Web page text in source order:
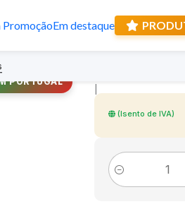
PromoçãoEm destaque
PORTUGAL
(Isento de IVA)
Quantidade